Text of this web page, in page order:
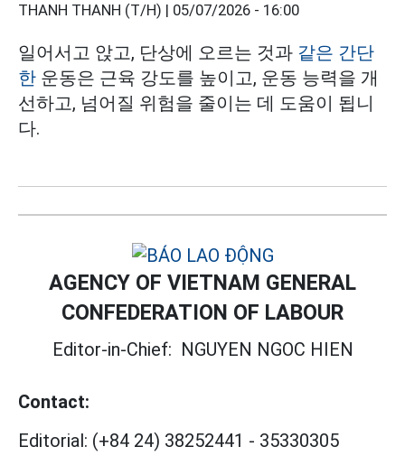
THANH THANH (T/H) | 05/07/2026 - 16:00
일어서고 앉고, 단상에 오르는 것과 같은 간단
한 운동은 근육 강도를 높이고, 운동 능력을 개
선하고, 넘어질 위험을 줄이는 데 도움이 됩니
다.
AGENCY OF VIETNAM GENERAL
CONFEDERATION OF LABOUR
Editor-in-Chief: NGUYEN NGOC HIEN
Contact:
Editorial: (+84 24) 38252441 - 35330305